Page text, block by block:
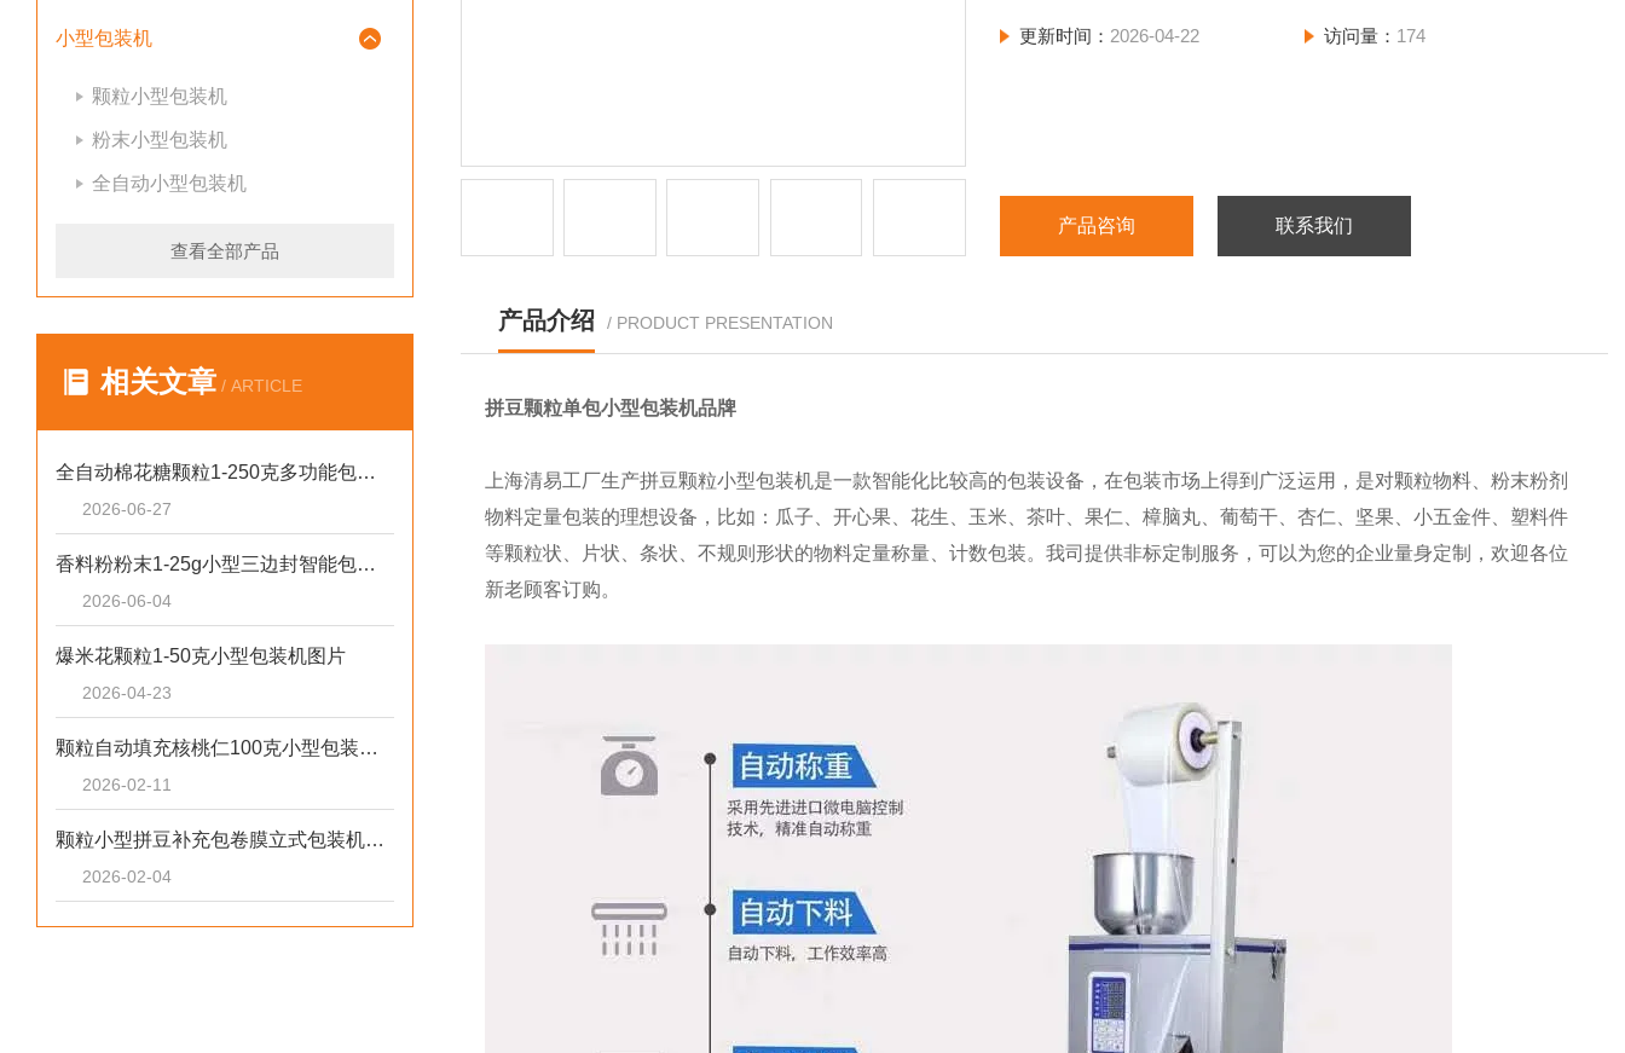
小型包装机
颗粒小型包装机
粉末小型包装机
全自动小型包装机
查看全部产品
相关文章 / ARTICLE
全自动棉花糖颗粒1-250克多功能包装机新型号
2026-06-27
香料粉粉末1-25g小型三边封智能包装机操作简单
2026-06-04
爆米花颗粒1-50克小型包装机图片
2026-04-23
颗粒自动填充核桃仁100克小型包装机厂家
2026-02-11
颗粒小型拼豆补充包卷膜立式包装机厂家
2026-02-04
更新时间： 2026-04-22 访问量： 174
产品咨询 联系我们
产品介绍 / PRODUCT PRESENTATION
拼豆颗粒单包小型包装机品牌
上海清易工厂生产拼豆颗粒小型包装机是一款智能化比较高的包装设备，在包装市场上得到广泛运用，是对颗粒物料、粉末粉剂
物料定量包装的理想设备，比如：瓜子、开心果、花生、玉米、茶叶、果仁、樟脑丸、葡萄干、杏仁、坚果、小五金件、塑料件
等颗粒状、片状、条状、不规则形状的物料定量称量、计数包装。我司提供非标定制服务，可以为您的企业量身定制，欢迎各位
新老顾客订购。